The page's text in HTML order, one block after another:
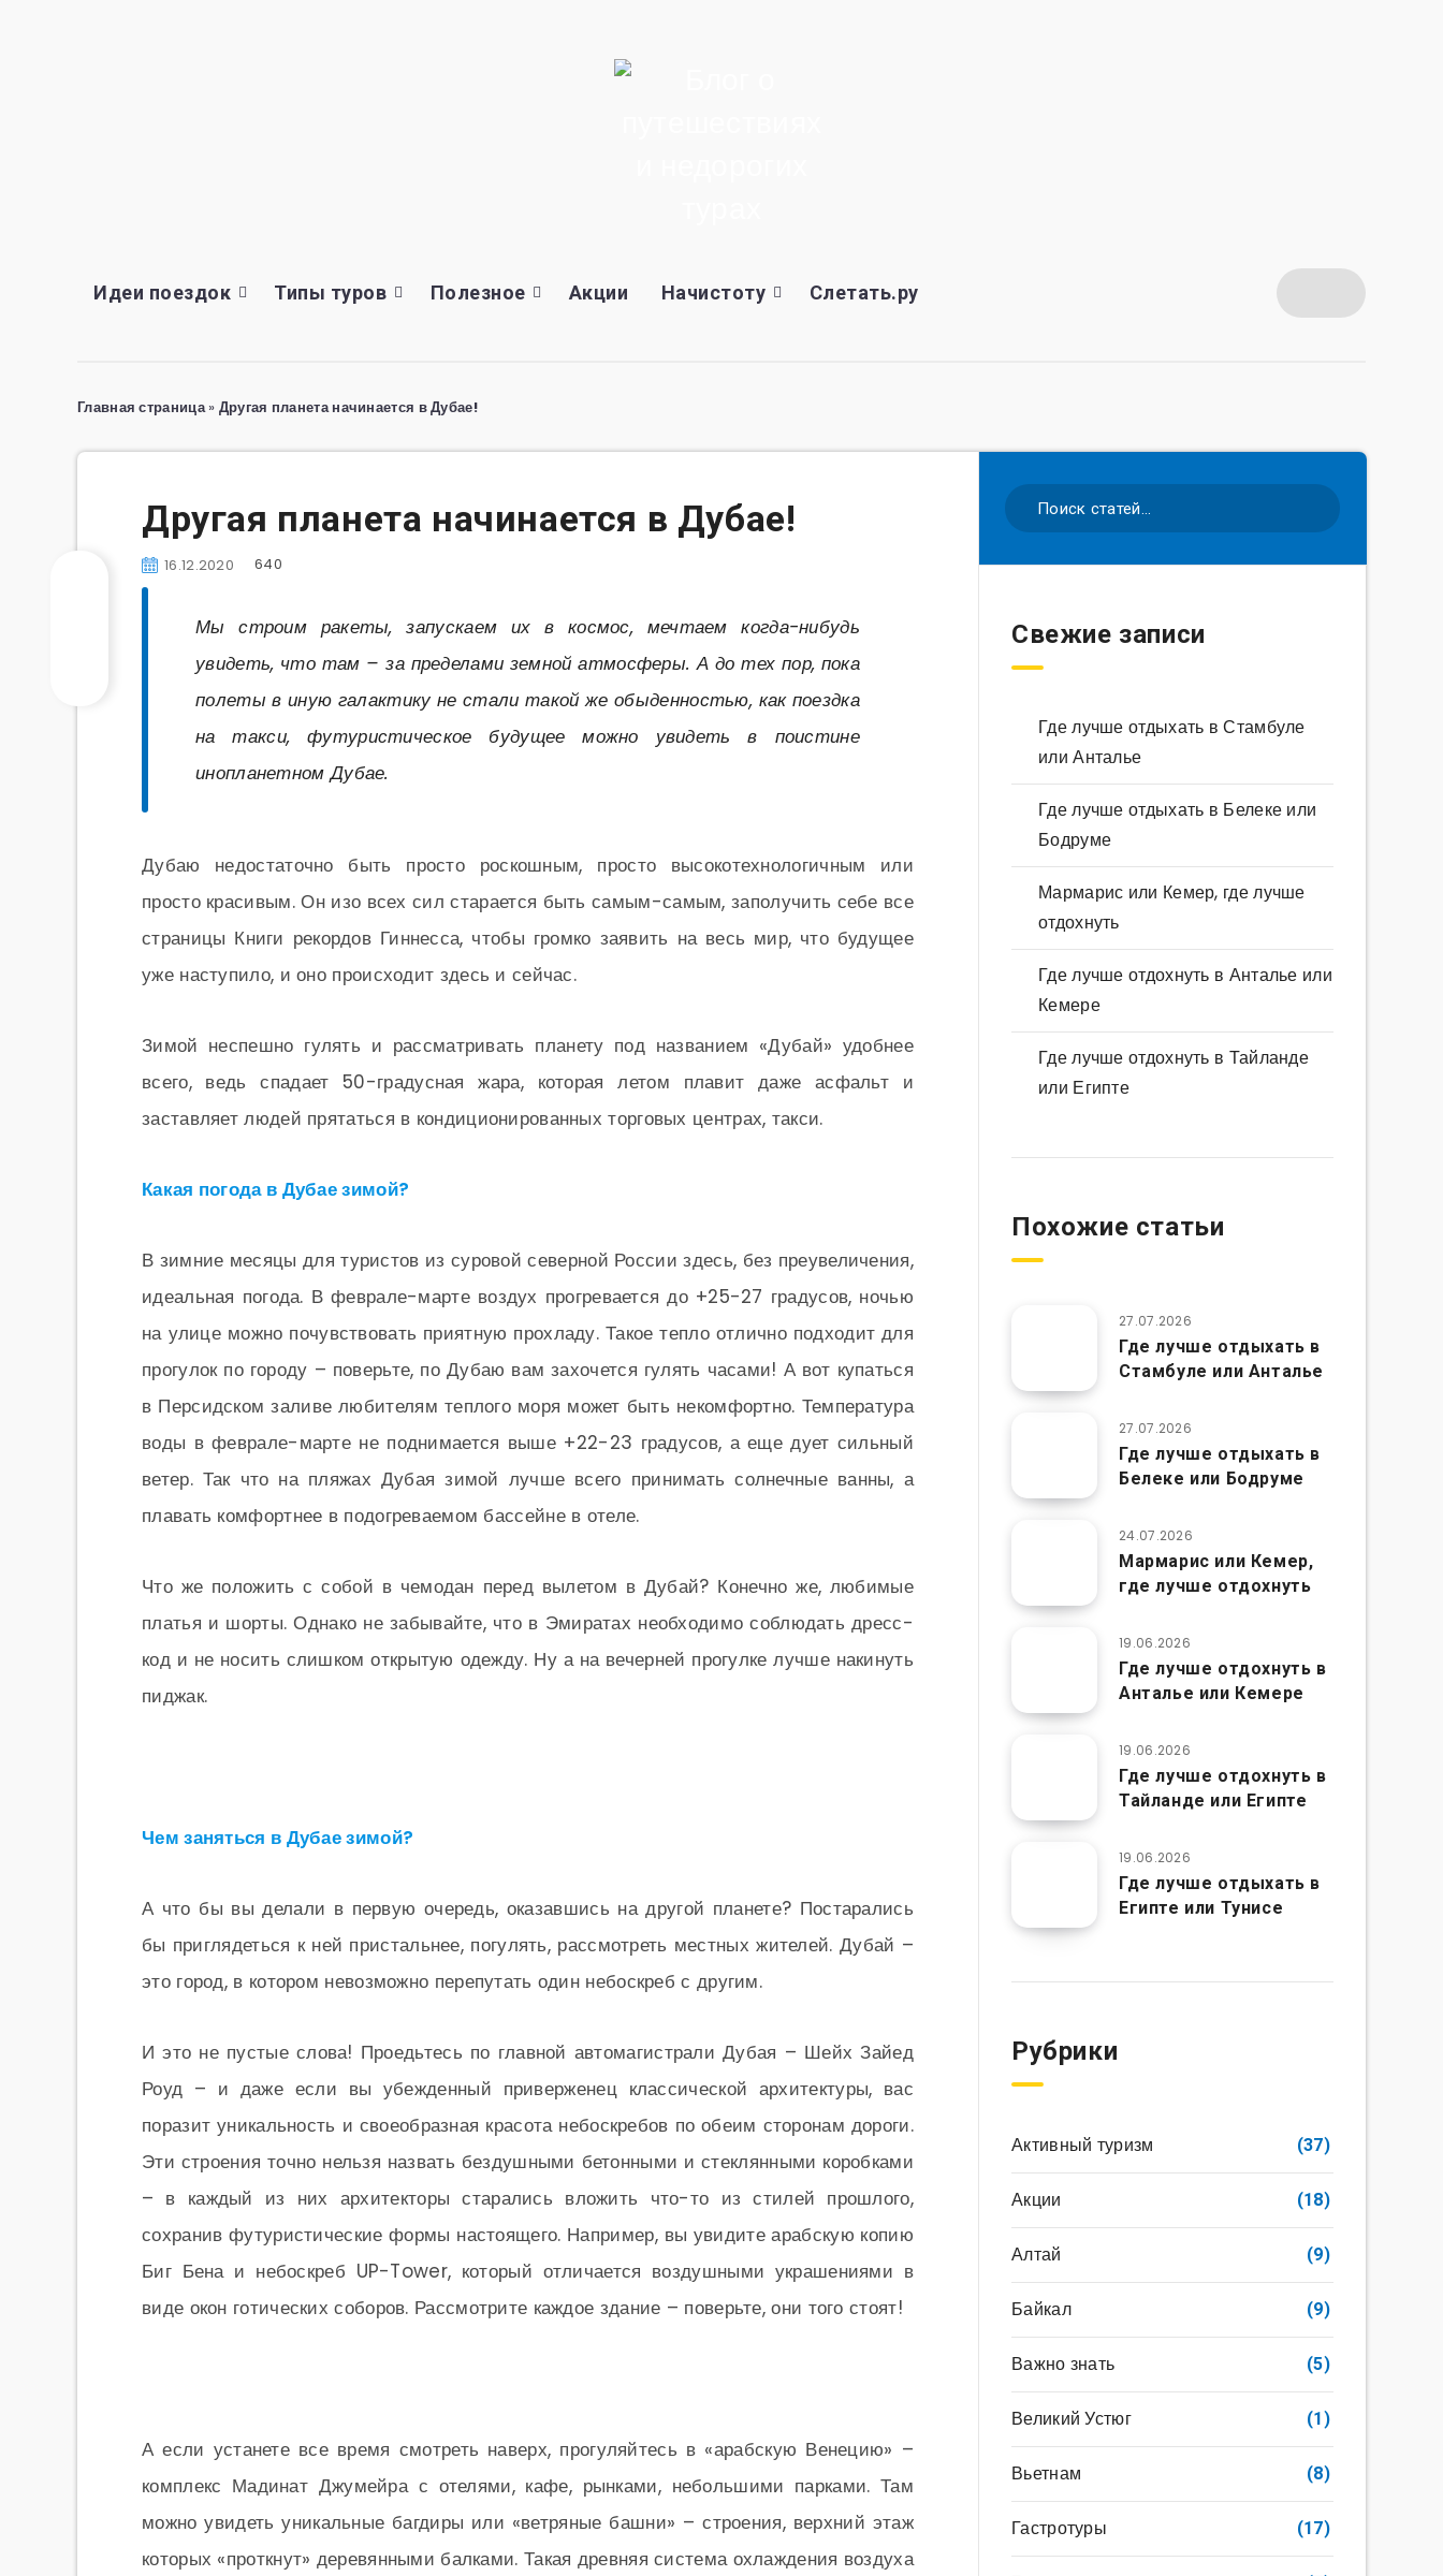
Идеи поездок Типы туров Полезное Акции Начистоту Слетать.ру
Главная страница» Другая планета начинается в Дубае!
Другая планета начинается в Дубае!
16.12.2020 640
Мы строим ракеты, запускаем их в космос, мечтаем когда-нибудь
увидеть, что там – за пределами земной атмосферы. А до тех пор, пока
полеты в иную галактику не стали такой же обыденностью, как поездка
на такси, футуристическое будущее можно увидеть в поистине
инопланетном Дубае.
Дубаю недостаточно быть просто роскошным, просто высокотехнологичным или
просто красивым. Он изо всех сил старается быть самым-самым, заполучить себе все
страницы Книги рекордов Гиннесса, чтобы громко заявить на весь мир, что будущее
уже наступило, и оно происходит здесь и сейчас.
Зимой неспешно гулять и рассматривать планету под названием «Дубай» удобнее
всего, ведь спадает 50-градусная жара, которая летом плавит даже асфальт и
заставляет людей прятаться в кондиционированных торговых центрах, такси.
Какая погода в Дубае зимой?
В зимние месяцы для туристов из суровой северной России здесь, без преувеличения,
идеальная погода. В феврале-марте воздух прогревается до +25-27 градусов, ночью
на улице можно почувствовать приятную прохладу. Такое тепло отлично подходит для
прогулок по городу – поверьте, по Дубаю вам захочется гулять часами! А вот купаться
в Персидском заливе любителям теплого моря может быть некомфортно. Температура
воды в феврале-марте не поднимается выше +22-23 градусов, а еще дует сильный
ветер. Так что на пляжах Дубая зимой лучше всего принимать солнечные ванны, а
плавать комфортнее в подогреваемом бассейне в отеле.
Что же положить с собой в чемодан перед вылетом в Дубай? Конечно же, любимые
платья и шорты. Однако не забывайте, что в Эмиратах необходимо соблюдать дресс-
код и не носить слишком открытую одежду. Ну а на вечерней прогулке лучше накинуть
пиджак.
Чем заняться в Дубае зимой?
А что бы вы делали в первую очередь, оказавшись на другой планете? Постарались
бы приглядеться к ней пристальнее, погулять, рассмотреть местных жителей. Дубай –
это город, в котором невозможно перепутать один небоскреб с другим.
И это не пустые слова! Проедьтесь по главной автомагистрали Дубая – Шейх Зайед
Роуд – и даже если вы убежденный приверженец классической архитектуры, вас
поразит уникальность и своеобразная красота небоскребов по обеим сторонам дороги.
Эти строения точно нельзя назвать бездушными бетонными и стеклянными коробками
– в каждый из них архитекторы старались вложить что-то из стилей прошлого,
сохранив футуристические формы настоящего. Например, вы увидите арабскую копию
Биг Бена и небоскреб UP-Tower, который отличается воздушными украшениями в
виде окон готических соборов. Рассмотрите каждое здание – поверьте, они того стоят!
А если устанете все время смотреть наверх, прогуляйтесь в «арабскую Венецию» –
комплекс Мадинат Джумейра с отелями, кафе, рынками, небольшими парками. Там
можно увидеть уникальные багдиры или «ветряные башни» – строения, верхний этаж
которых «проткнут» деревянными балками. Такая древняя система охлаждения воздуха
Свежие записи
Где лучше отдыхать в Стамбуле
или Анталье
Где лучше отдыхать в Белеке или
Бодруме
Мармарис или Кемер, где лучше
отдохнуть
Где лучше отдохнуть в Анталье или
Кемере
Где лучше отдохнуть в Тайланде
или Египте
Похожие статьи
27.07.2026
Где лучше отдыхать в
Стамбуле или Анталье
27.07.2026
Где лучше отдыхать в
Белеке или Бодруме
24.07.2026
Мармарис или Кемер,
где лучше отдохнуть
19.06.2026
Где лучше отдохнуть в
Анталье или Кемере
19.06.2026
Где лучше отдохнуть в
Тайланде или Египте
19.06.2026
Где лучше отдыхать в
Египте или Тунисе
Рубрики
Активный туризм (37)
Акции (18)
Алтай (9)
Байкал (9)
Важно знать (5)
Великий Устюг (1)
Вьетнам (8)
Гастротуры (17)